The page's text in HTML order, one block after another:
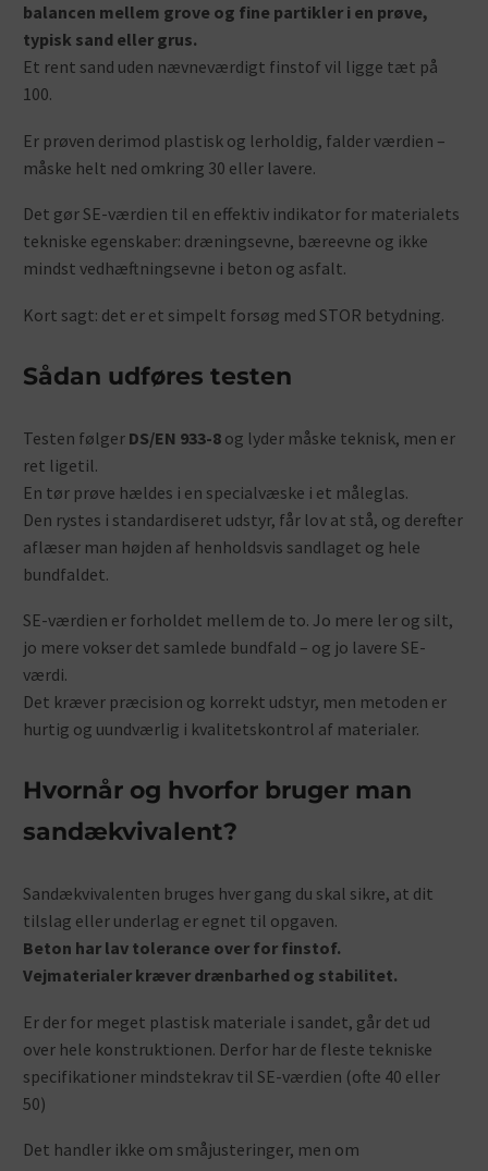
balancen mellem grove og fine partikler i en prøve,
typisk sand eller grus.
Et rent sand uden nævneværdigt finstof vil ligge tæt på
100.
Er prøven derimod plastisk og lerholdig, falder værdien –
måske helt ned omkring 30 eller lavere.
Det gør SE-værdien til en effektiv indikator for materialets
tekniske egenskaber: dræningsevne, bæreevne og ikke
mindst vedhæftningsevne i beton og asfalt.
Kort sagt: det er et simpelt forsøg med STOR betydning.
Sådan udføres testen
Testen følger DS/EN 933-8 og lyder måske teknisk, men er
ret ligetil.
En tør prøve hældes i en specialvæske i et måleglas.
Den rystes i standardiseret udstyr, får lov at stå, og derefter
aflæser man højden af henholdsvis sandlaget og hele
bundfaldet.
SE-værdien er forholdet mellem de to. Jo mere ler og silt,
jo mere vokser det samlede bundfald – og jo lavere SE-
værdi.
Det kræver præcision og korrekt udstyr, men metoden er
hurtig og uundværlig i kvalitetskontrol af materialer.
Hvornår og hvorfor bruger man
sandækvivalent?
Sandækvivalenten bruges hver gang du skal sikre, at dit
tilslag eller underlag er egnet til opgaven.
Beton har lav tolerance over for finstof.
Vejmaterialer kræver drænbarhed og stabilitet.
Er der for meget plastisk materiale i sandet, går det ud
over hele konstruktionen. Derfor har de fleste tekniske
specifikationer mindstekrav til SE-værdien (ofte 40 eller
50)
Det handler ikke om småjusteringer, men om